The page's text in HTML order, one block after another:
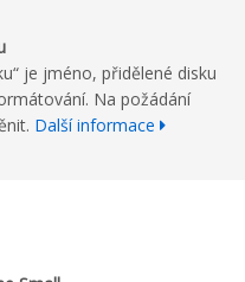
je jméno, přidělené disku
Na požádání
Další informace